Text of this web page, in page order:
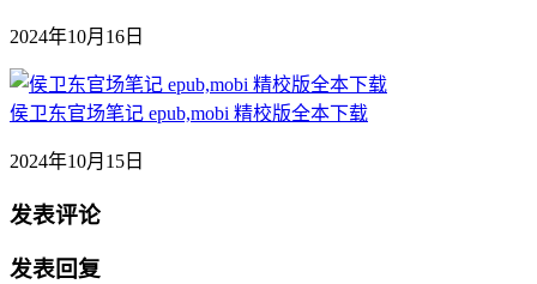
2024年10月16日
侯卫东官场笔记 epub,mobi 精校版全本下载
2024年10月15日
发表评论
发表回复